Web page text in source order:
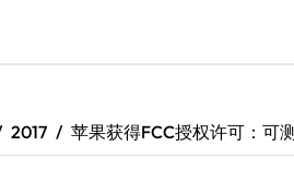
耀ROBOT PHONE，资讯动态一手
米17 Pro Max资讯全搜罗，动态一
耀Magic V6一屏玩转新机实用攻略
2017 苹果获得FCC授权许可：可